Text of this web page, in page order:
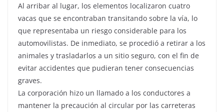
Al arribar al lugar, los elementos localizaron cuatro
vacas que se encontraban transitando sobre la vía, lo
que representaba un riesgo considerable para los
automovilistas. De inmediato, se procedió a retirar a los
animales y trasladarlos a un sitio seguro, con el fin de
evitar accidentes que pudieran tener consecuencias
graves.
La corporación hizo un llamado a los conductores a
mantener la precaución al circular por las carreteras